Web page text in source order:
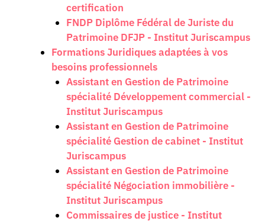
certification
FNDP Diplôme Fédéral de Juriste du
Patrimoine DFJP - Institut Juriscampus
Formations Juridiques adaptées à vos
besoins professionnels
Assistant en Gestion de Patrimoine
spécialité Développement commercial -
Institut Juriscampus
Assistant en Gestion de Patrimoine
spécialité Gestion de cabinet - Institut
Juriscampus
Assistant en Gestion de Patrimoine
spécialité Négociation immobilière -
Institut Juriscampus
Commissaires de justice - Institut